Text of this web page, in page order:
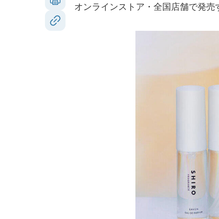
オンラインストア・全国店舗で発売